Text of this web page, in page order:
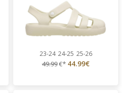
23-24 24-25 25-26
49.99€* 44.99€